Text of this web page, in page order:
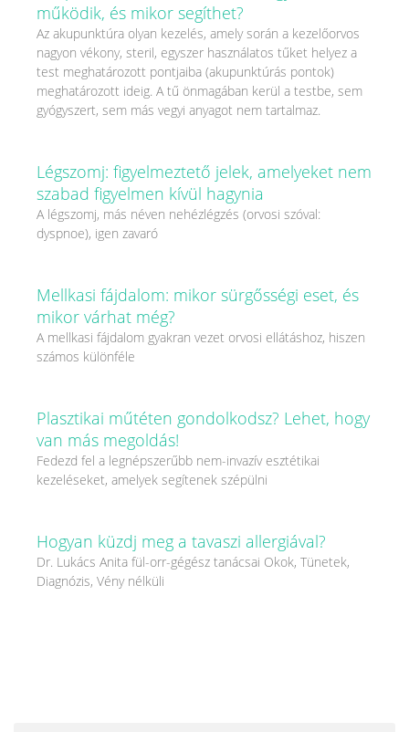
működik, és mikor segíthet?
Az akupunktúra olyan kezelés, amely során a kezelőorvos
nagyon vékony, steril, egyszer használatos tűket helyez a
test meghatározott pontjaiba (akupunktúrás pontok)
meghatározott ideig. A tű önmagában kerül a testbe, sem
gyógyszert, sem más vegyi anyagot nem tartalmaz.
Légszomj: figyelmeztető jelek, amelyeket nem
szabad figyelmen kívül hagynia
A légszomj, más néven nehézlégzés (orvosi szóval:
dyspnoe), igen zavaró
Mellkasi fájdalom: mikor sürgősségi eset, és
mikor várhat még?
A mellkasi fájdalom gyakran vezet orvosi ellátáshoz, hiszen
számos különféle
Plasztikai műtéten gondolkodsz? Lehet, hogy
van más megoldás!
Fedezd fel a legnépszerűbb nem-invazív esztétikai
kezeléseket, amelyek segítenek szépülni
Hogyan küzdj meg a tavaszi allergiával?
Dr. Lukács Anita fül-orr-gégész tanácsai Okok, Tünetek,
Diagnózis, Vény nélküli